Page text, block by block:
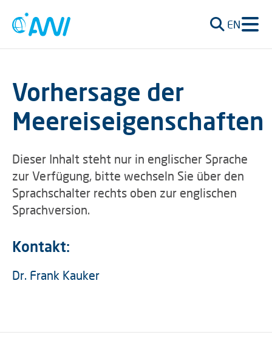
EN
Vorhersage der
Meereiseigenschaften
Dieser Inhalt steht nur in englischer Sprache
zur Verfügung, bitte wechseln Sie über den
Sprachschalter rechts oben zur englischen
Sprachversion.
Kontakt:
Dr. Frank Kauker